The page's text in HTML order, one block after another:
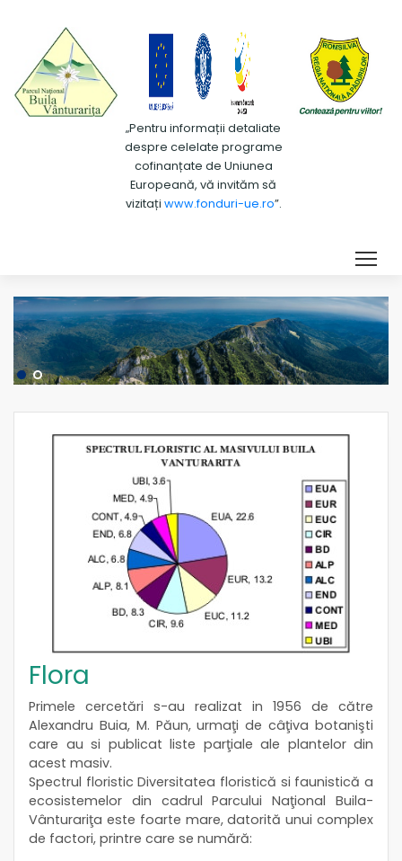
„Pentru informații detaliate
despre celelate programe
cofinanțate de Uniunea
Europeană, vă invităm să
vizitați www.fonduri-ue.ro”.
Flora
Primele cercetări s-au realizat in 1956 de către
Alexandru Buia, M. Păun, urmaţi de câţiva botanişti
care au si publicat liste parţiale ale plantelor din
acest masiv.
Spectrul floristic Diversitatea floristică si faunistică a
ecosistemelor din cadrul Parcului Naţional Buila-
Vânturariţa este foarte mare, datorită unui complex
de factori, printre care se numără: